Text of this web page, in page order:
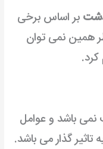
بر اساس برخی
همین نمی توان
نمی باشد و عوامل
تاثیر گذار می باشد.